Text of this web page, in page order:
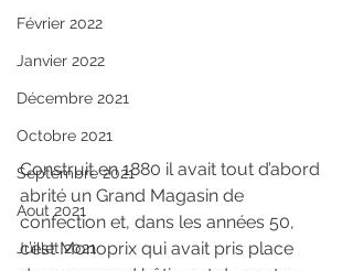
Février 2022
Janvier 2022
Décembre 2021
Octobre 2021
Septembre 2021
Aout 2021
Juillet 2021
Construit en 1880 il avait tout d’abord
abrité un Grand Magasin de
confection et, dans les années 50,
c’est Monoprix qui avait pris place